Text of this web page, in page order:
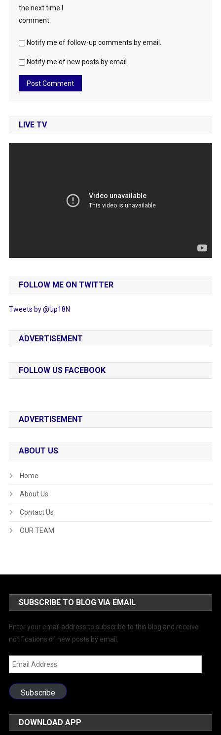
the next time I
comment.
Notify me of follow-up comments by email.
Notify me of new posts by email.
LIVE TV
FOLLOW ME ON TWITTER
Tweets by @Up18N
ADVERTISEMENT
FOLLOW US FACEBOOK
ADVERTISEMENT
ABOUT US
Home
About Us
Contact Us
OUR TEAM
SUBSCRIBE TO BLOG VIA EMAIL
Enter your email address to subscribe to this blog and receive
notifications of new posts by email.
Email
Address
Subscribe
DOWNLOAD APP